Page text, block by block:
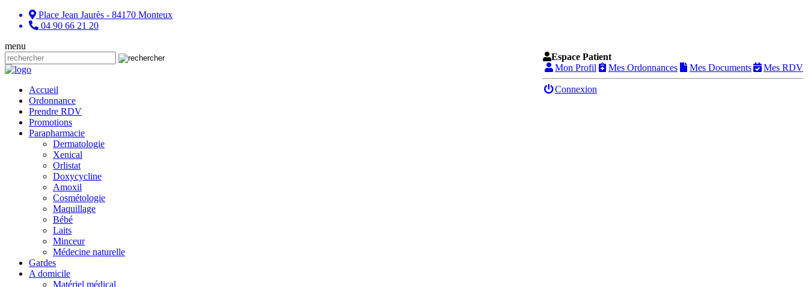
Place Jean Jaurès - 84170 Monteux
04 90 66 21 20
menu
Espace Patient
Mon Profil Mes Ordonnances Mes Documents Mes RDV
Connexion
Accueil
Ordonnance
Prendre RDV
Promotions
Parapharmacie
Dermatologie
Xenical
Orlistat
Doxycycline
Amoxil
Cosmétologie
Maquillage
Bébé
Laits
Minceur
Médecine naturelle
Gardes
A domicile
Matériel médical